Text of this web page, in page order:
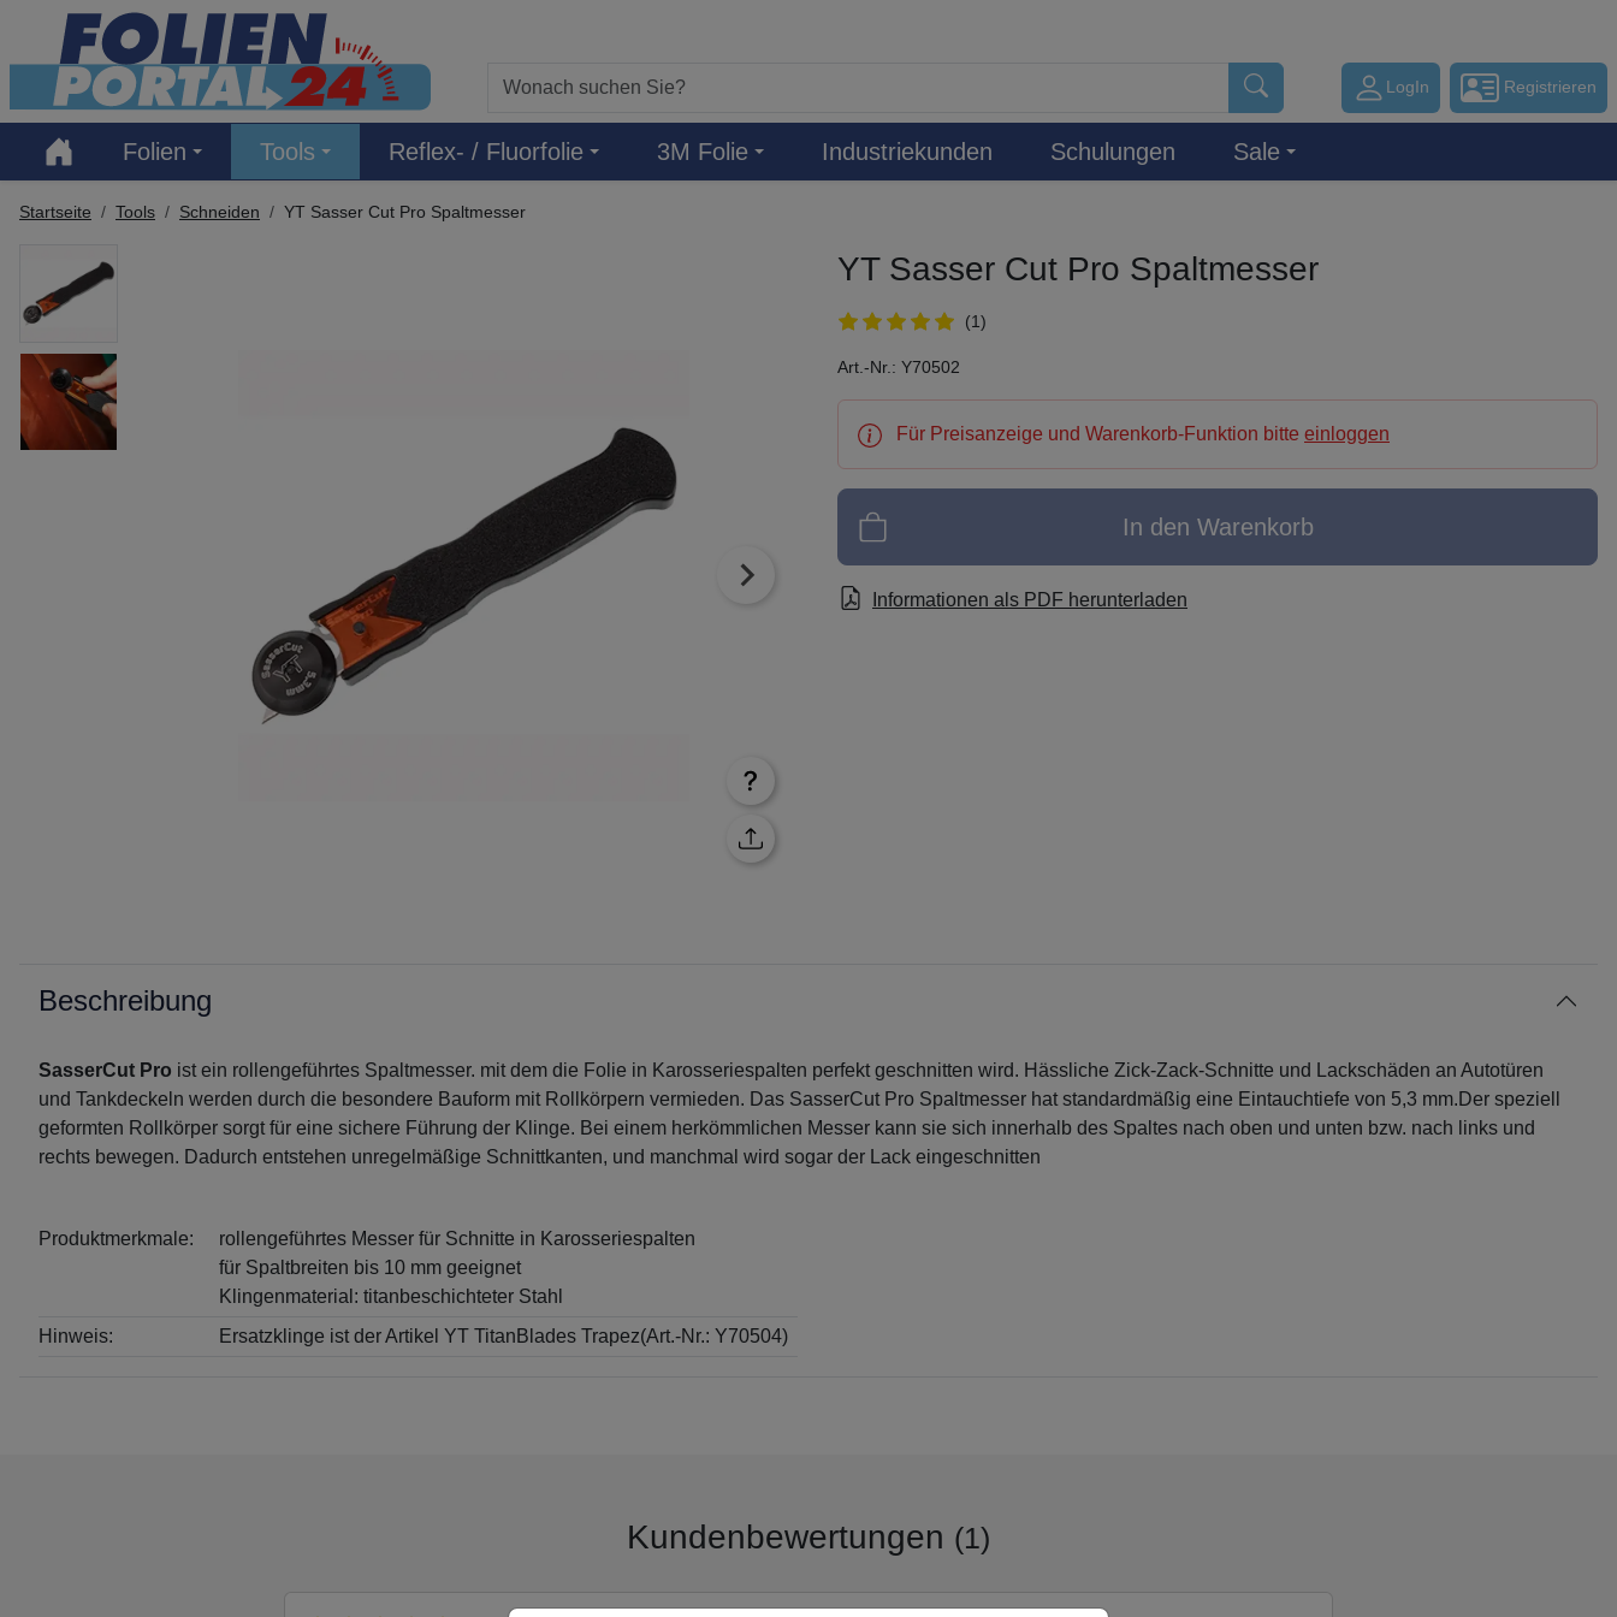
Hauptregion der Seite anspringen
LogIn Registrieren
Folien Tools Reflex- / Fluorfolie 3M Folie Industriekunden Schulungen Sale
Startseite Tools Schneiden YT Sasser Cut Pro Spaltmesser
YT Sasser Cut Pro Spaltmesser
(1)
Art.-Nr.: Y70502
Für Preisanzeige und Warenkorb-Funktion bitte einloggen
In den Warenkorb
Informationen als PDF herunterladen
Beschreibung
SasserCut Pro ist ein rollengeführtes Spaltmesser. mit dem die Folie in Karosseriespalten perfekt geschnitten wird. Hässliche Zick-Zack-Schnitte und Lackschäden an Autotüren
und Tankdeckeln werden durch die besondere Bauform mit Rollkörpern vermieden. Das SasserCut Pro Spaltmesser hat standardmäßig eine Eintauchtiefe von 5,3 mm.Der speziell
geformten Rollkörper sorgt für eine sichere Führung der Klinge. Bei einem herkömmlichen Messer kann sie sich innerhalb des Spaltes nach oben und unten bzw. nach links und
rechts bewegen. Dadurch entstehen unregelmäßige Schnittkanten, und manchmal wird sogar der Lack eingeschnitten
Produktmerkmale:
rollengeführtes Messer für Schnitte in Karosseriespalten
für Spaltbreiten bis 10 mm geeignet
Klingenmaterial: titanbeschichteter Stahl
Hinweis:
Ersatzklinge ist der Artikel YT TitanBlades Trapez(Art.-Nr.: Y70504)
Kundenbewertungen (1)